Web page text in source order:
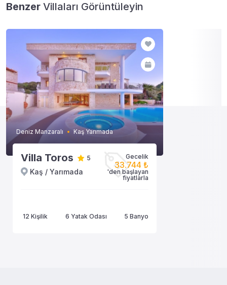
Benzer Villaları Görüntüleyin
Deniz Manzaralı Kaş Yarımada
Villa Toros 5
Kaş / Yarımada
Gecelik
33.744 ₺
'den başlayan
fiyatlarla
12 Kişilik 6 Yatak Odası 5 Banyo